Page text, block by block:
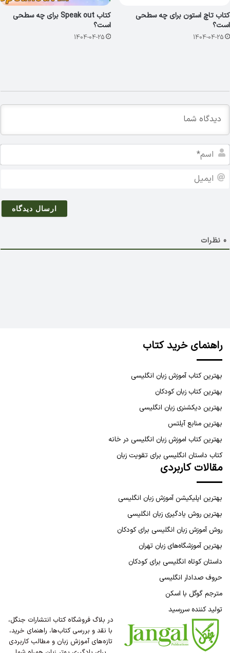
کتاب تاچ استون برای چه سطحی
است؟
1404-04-25
کتاب Speak out برای چه سطحی
است؟
1404-04-25
ا
0 نظرات
راهنمای خرید کتاب
بهترین کتاب آموزش زبان انگلیسی
بهترین کتاب زبان کودکان
بهترین دیکشنری زبان انگلیسی
بهترین منابع آیلتس
بهترین کتاب اموزش زبان انگلیسی در خانه
کتاب داستان انگلیسی برای تقویت زبان
مقالات کاربردی
بهترین اپلیکیشن آموزش زبان انگلیسی
بهترین روش یادگیری زبان انگلیسی
روش آموزش زبان انگلیسی برای کودکان
بهترین آموزشگاه‌های زبان تهران
داستان کوتاه انگلیسی برای کودکان
حروف صدادار انگلیسی
مترجم گوگل با اسکن
تولید کننده سررسید
در بلاگ فروشگاه کتاب انتشارات جنگل،
با نقد و بررسی کتاب‌ها، راهنمای خرید،
تازه‌های آموزش زبان و مطالب کاربردی